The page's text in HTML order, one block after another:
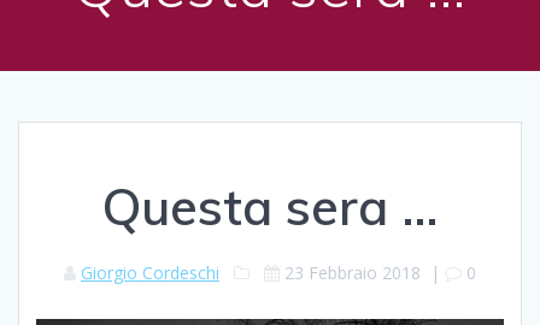
Questa sera …
Giorgio Cordeschi 23 Febbraio 2018 | 0